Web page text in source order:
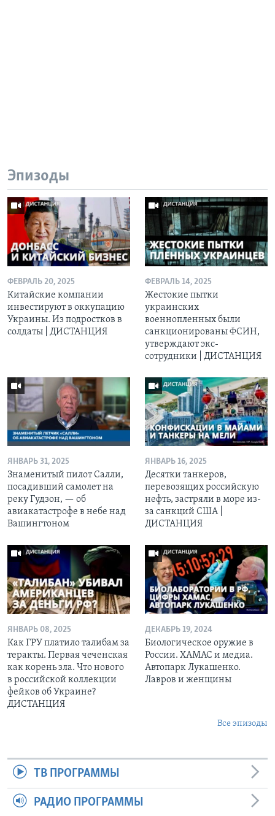
Эпизоды
ФЕВРАЛЬ 20, 2025
Китайские компании
инвестируют в оккупацию
Украины. Из подростков в
солдаты | ДИСТАНЦИЯ
ФЕВРАЛЬ 14, 2025
Жестокие пытки
украинских
военнопленных были
санкционированы ФСИН,
утверждают экс-
сотрудники | ДИСТАНЦИЯ
ЯНВАРЬ 31, 2025
Знаменитый пилот Салли,
посадивший самолет на
реку Гудзон, — об
авиакатастрофе в небе над
Вашингтоном
ЯНВАРЬ 16, 2025
Десятки танкеров,
перевозящих российскую
нефть, застряли в море из-
за санкций США |
ДИСТАНЦИЯ
ЯНВАРЬ 08, 2025
Как ГРУ платило талибам за
теракты. Первая чеченская
как корень зла. Что нового
в российской коллекции
фейков об Украине?
ДИСТАНЦИЯ
ДЕКАБРЬ 19, 2024
Биологическое оружие в
России. ХАМАС и медиа.
Автопарк Лукашенко.
Лавров и женщины
Все эпизоды
ТВ ПРОГРАММЫ
РАДИО ПРОГРАММЫ